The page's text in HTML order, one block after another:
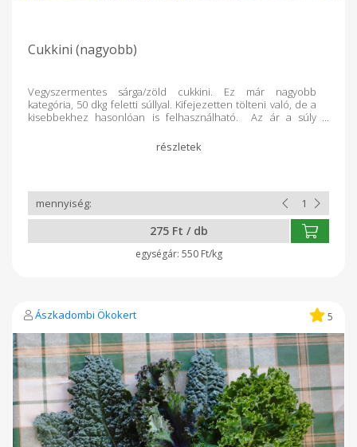
Cukkini (nagyobb)
Vegyszermentes sárga/zöld cukkini. Ez már nagyobb
kategória, 50 dkg feletti súllyal. Kifejezetten tölteni való, de a
kisebbekhez hasonlóan is felhasználható. Az ár a súly
főzni belőle, tölteni, paradicsom szószhoz hozzáfőzni,
reszelve elkészíteni, stb. Sokoldalú zöldség, vitathatatlan.
termeszthető, de minden törődést nagyon meghálál. Kétféle
színváltozatban érhető el: sárga és zöld. Utóbbiból kevesebb
kelt ki, ám ízben semmi különbség, ezért azon múlik, milyen
színű kerül a kosaradba, hogy éppen melyikből tudom a
legszebbeket szedni.
275 Ft / db
550 Ft/kg
Ászkadombi Ökokert 5